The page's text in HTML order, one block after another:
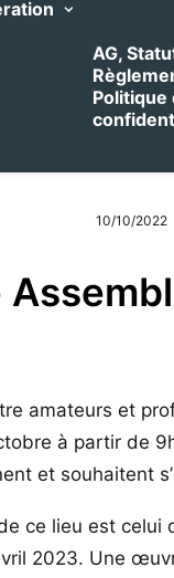
AG,
Politique
10/10/2022
amateurs et
à partir de
et souhaitent
ce lieu est celui
2023. Une